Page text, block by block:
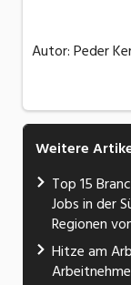
Autor: Peder
Weitere
Top 15
Jobs in der
Regionen
Hitze am